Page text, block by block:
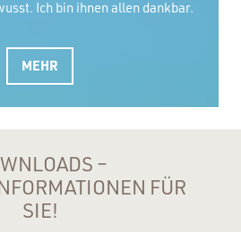
Ich bin ihnen allen dankbar.
MEHR
–
FÜR
SIE!